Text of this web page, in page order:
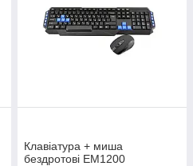
Клавіатура + миша
бездротові EM1200